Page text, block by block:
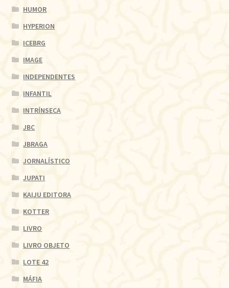
HUMOR
HYPERION
ICEBRG
IMAGE
INDEPENDENTES
INFANTIL
INTRÍNSECA
JBC
JBRAGA
JORNALÍSTICO
JUPATI
KAIJU EDITORA
KOTTER
LIVRO
LIVRO OBJETO
LOTE 42
MÁFIA